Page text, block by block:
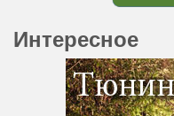
Интересное